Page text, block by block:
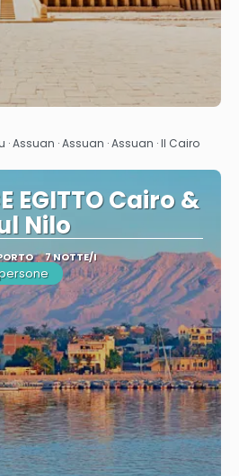
· Assuan · Assuan · Assuan · Il Cairo
EGITTO Cairo &
Nilo
7 NOTTE/I